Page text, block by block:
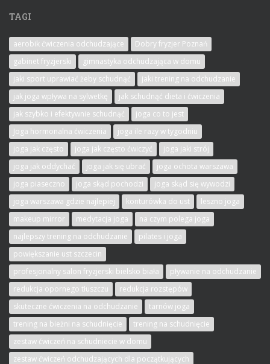
TAGI
aerobik ćwiczenia odchudzające
Dobry fryzjer Poznań
gabinet fryzjerski
gimnastyka odchudzająca w domu
jaki sport uprawiać żeby schudnąć
jaki trening na odchudzanie
jak joga wpływa na sylwetkę
jak schudnąć dieta i ćwiczenia
jak szybko i efektywnie schudnąć
joga co to jest
Joga hormonalna ćwiczenia
joga ile razy w tygodniu
joga jak często
joga jak często ćwiczyć
joga jaki strój
joga jak oddychać
joga jak się ubrać
joga ochota warszawa
joga piaseczno
joga skąd pochodzi
joga skąd się wywodzi
joga warszawa gdzie najlepiej
konturówka do ust
leszno joga
makeup mirror
medytacja joga
na czym polega joga
najlepszy trening na odchudzanie
pilates i joga
powiększanie ust szczecin
profesjonalny salon fryzjerski bielsko biała
pływanie na odchudzanie
redukcja opornego tłuszczu
redukcja rozstępów
skuteczne ćwiczenia na odchudzanie
tarnów joga
trening na bieżni na schudnięcie
trening na schudnięcie
zestaw ćwiczeń na schudniecie w domu
zestaw ćwiczeń odchudzających dla początkujących